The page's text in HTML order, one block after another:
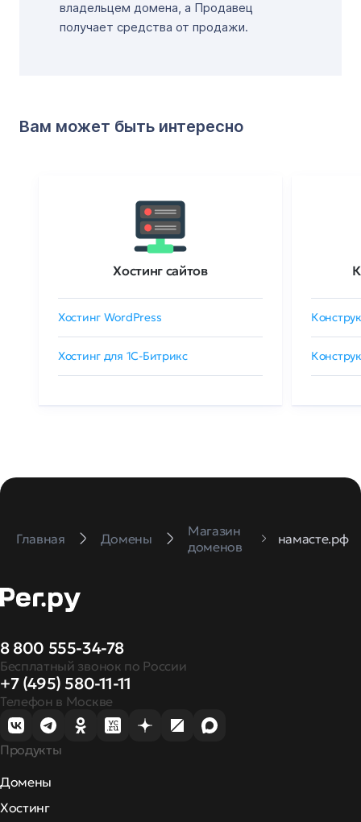
владельцем домена, а Продавец
получает средства от продажи.
Вам может быть интересно
Хостинг сайтов
Хостинг WordPress
Хостинг для 1C-Битрикс
Главная Домены
Магазин
доменов
намасте.рф
8 800 555-34-78
Бесплатный звонок по России
+7 (495) 580-11-11
Телефон в Москве
Продукты
Домены
Хостинг